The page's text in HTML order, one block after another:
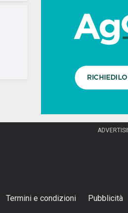
Termini e condizioni Pubblicità